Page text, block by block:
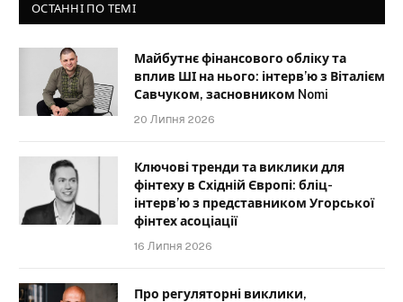
ОСТАННІ ПО ТЕМІ
Майбутнє фінансового обліку та
вплив ШІ на нього: інтерв’ю з Віталієм
Савчуком, засновником Nomi
20 Липня 2026
Ключові тренди та виклики для
фінтеху в Східній Європі: бліц-
інтерв’ю з представником Угорської
фінтех асоціації
16 Липня 2026
Про регуляторні виклики,